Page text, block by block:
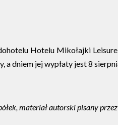
Hotelu Mikołajki Leisure
a dniem jej wypłaty jest 8
materiał autorski pisany